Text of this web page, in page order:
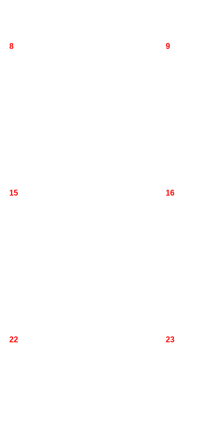
8 9
15 16
22 23